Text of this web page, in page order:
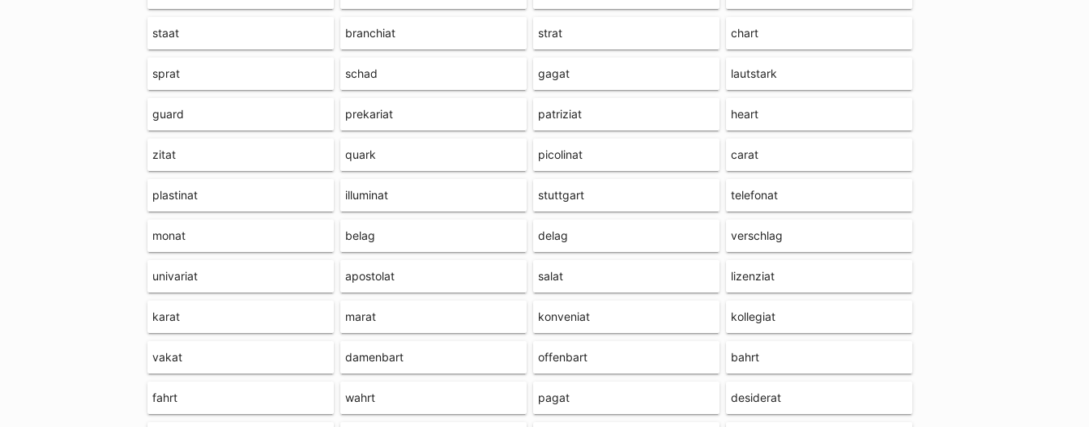
staat branchiat strat chart
sprat schad gagat lautstark
guard prekariat patriziat heart
zitat quark picolinat carat
plastinat illuminat stuttgart telefonat
monat belag delag verschlag
univariat apostolat salat lizenziat
karat marat konveniat kollegiat
vakat damenbart offenbart bahrt
fahrt wahrt pagat desiderat